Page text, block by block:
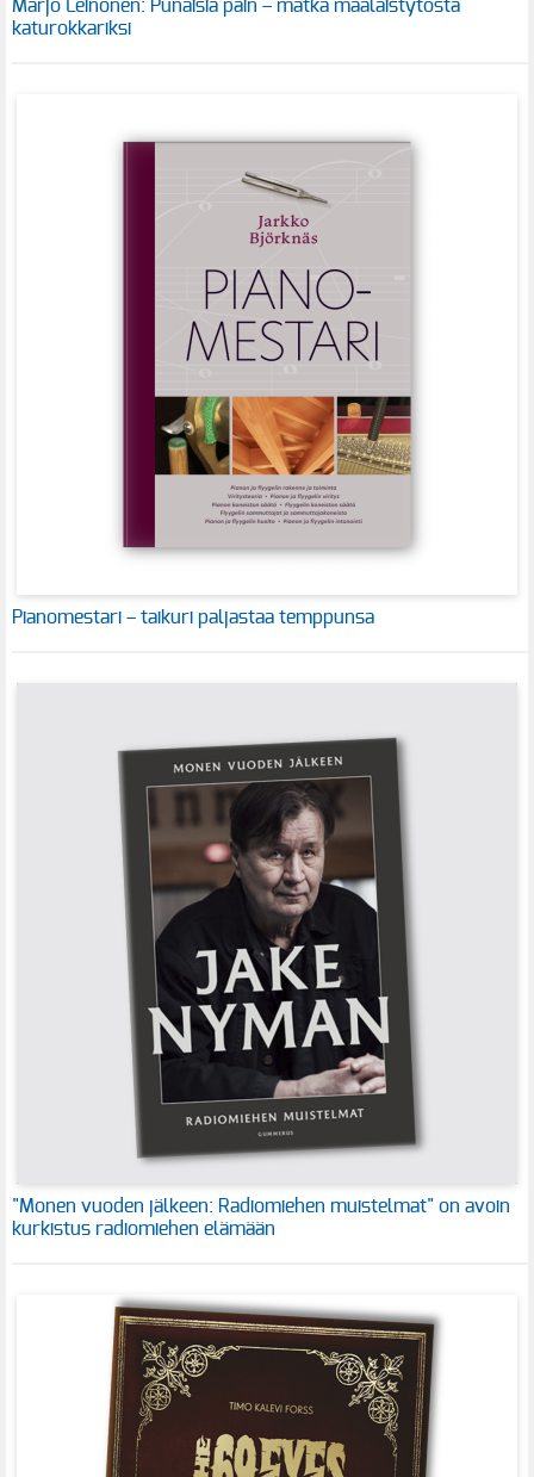
Marjo Leinonen: Punaisia päin – matka maalaistytöstä
katurokkariksi
Pianomestari – taikuri paljastaa temppunsa
"Monen vuoden jälkeen: Radiomiehen muistelmat" on avoin
kurkistus radiomiehen elämään